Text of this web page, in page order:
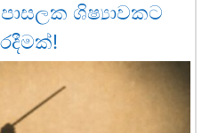
ශිෂ්‍යාවකට